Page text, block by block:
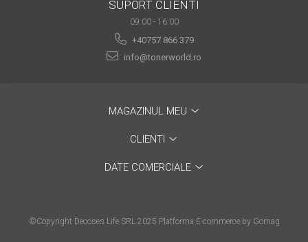
SUPORT CLIENTI
09:00 - 16:00
+40757 866 379
info@tonerworld.ro
MAGAZINUL MEU
CLIENTI
DATE COMERCIALE
©Copyright Decoses Life SRL 2025 Platforma E-commerce by Gomag